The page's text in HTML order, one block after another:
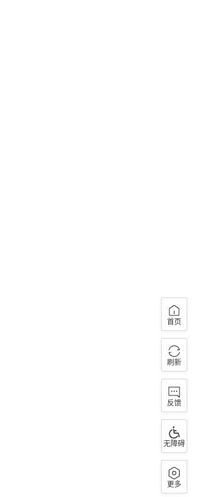
首页
刷新
反馈
无障碍
更多